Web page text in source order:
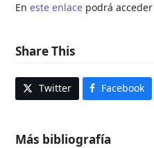
Eneste enlace podrá
Share This
Twitter Facebook
Más bibliografía